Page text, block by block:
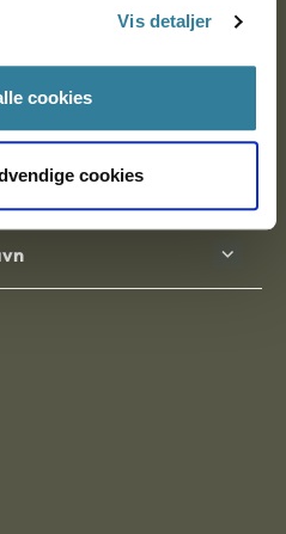
Vis detaljer
cookies
cookies